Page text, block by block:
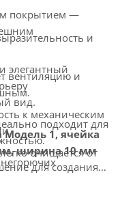
покрытием —
вид.
подходит для
стандартам
и
вентиляцию и
к механическим
очищается от
подходит
Модель 1, ячейка
ширина 10 мм
для создания
вид.